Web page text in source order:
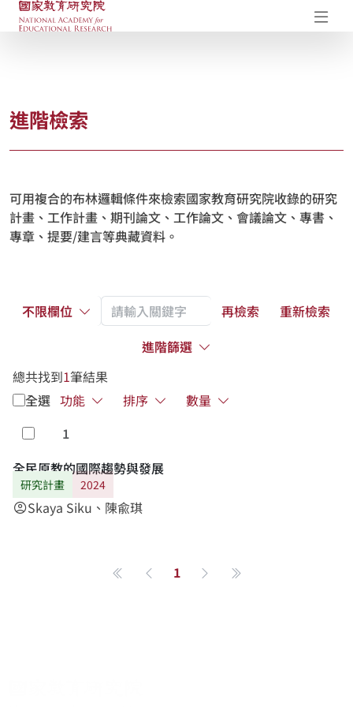
國家教育研究院-研究成果典藏庫
進階檢索
可用複合的布林邏輯條件來檢索國家教育研究院收錄的研究
計畫、工作計畫、期刊論文、工作論文、會議論文、專書、
專章、提要/建言等典藏資料。
不限欄位 再檢索
重新檢索
進階篩選
總共找到1筆結果
全選 功能 排序
數量
勾選
1
全民原教的國際趨勢與發展
研究計畫 2024
account_circleSkaya Siku、陳兪琪
第一頁上一頁
1 下一頁最後一頁